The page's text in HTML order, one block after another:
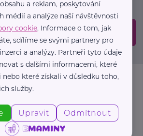
Odeslat
a reklam, poskytování
médií a analýze naší návštěvnosti
cookie. Informace o tom, jak
sdílíme se svými partnery pro
a analýzy. Partneři tyto údaje
s dalšími informacemi, které
které získali v důsledku toho,
služby.
Upravit Odmítnout